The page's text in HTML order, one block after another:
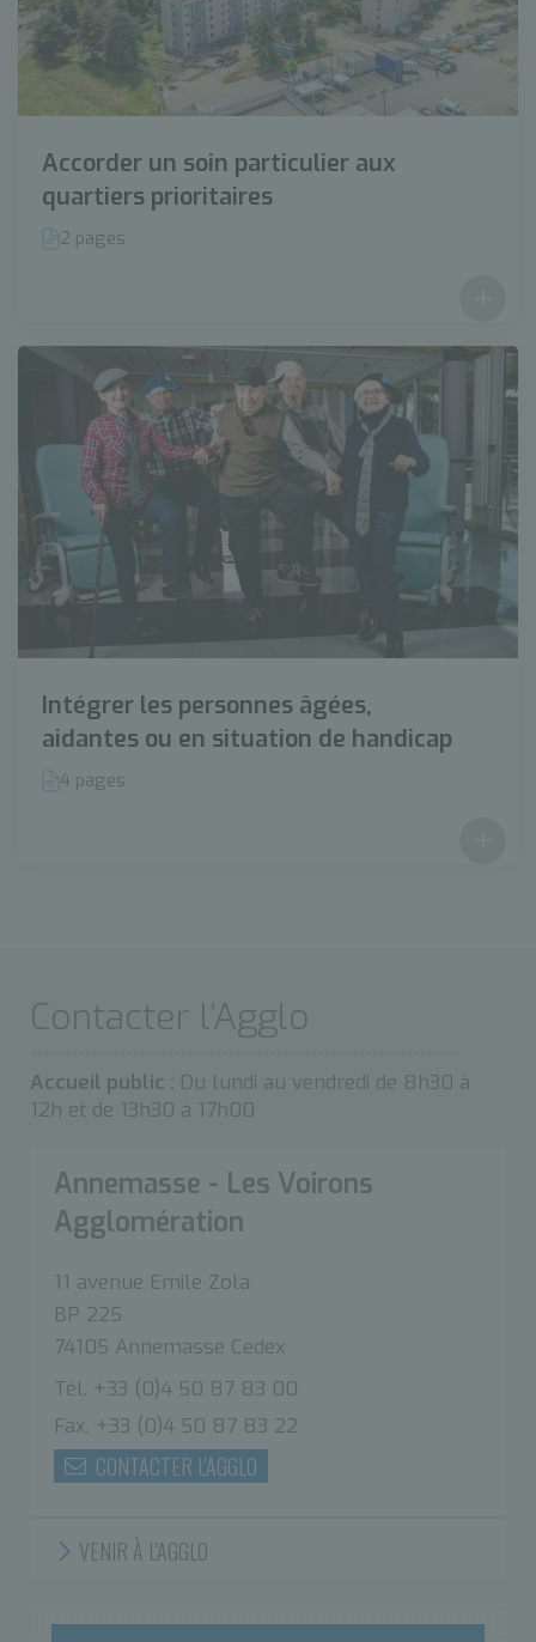
Accorder un soin particulier aux
quartiers prioritaires
2 pages
Intégrer les personnes âgées,
aidantes ou en situation de handicap
4 pages
Contacter l’Agglo
Accueil public : Du lundi au vendredi de 8h30 à
12h et de 13h30 à 17h00
Annemasse - Les Voirons
Agglomération
11 avenue Emile Zola
BP 225
74105 Annemasse Cedex
Tél. +33 (0)4 50 87 83 00
Fax. +33 (0)4 50 87 83 22
CONTACTER L'AGGLO
VENIR À L'AGGLO